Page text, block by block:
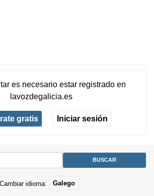
es necesario estar registradoen
lavozdegalicia.es
gratis Iniciar sesión
Cambiar idioma: Galego